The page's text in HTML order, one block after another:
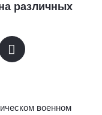
различных
военном